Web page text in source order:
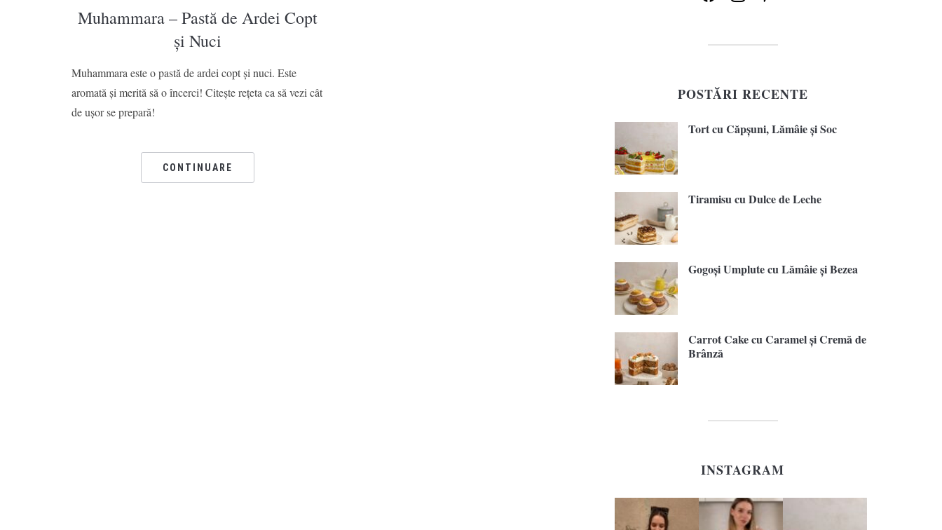
Muhammara – Pastă de Ardei Copt
și Nuci
Muhammara este o pastă de ardei copt și nuci. Este
aromată și merită să o încerci! Citește rețeta ca să vezi cât
de ușor se prepară!
CONTINUARE
POSTĂRI RECENTE
Tort cu Căpșuni, Lămâie și Soc
Tiramisu cu Dulce de Leche
Gogoși Umplute cu Lămâie și Bezea
Carrot Cake cu Caramel și Cremă de
Brânză
INSTAGRAM